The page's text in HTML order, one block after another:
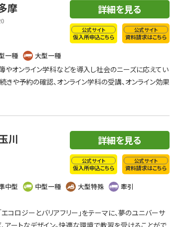
摩 詳細を見る
公式サイト
仮入所申込こちら
公式サイト
資料請求はこちら
一種 大型一種
やオンライン学科などを導入し社会のニーズに応えてい
や予約の確認、オンライン学科の受講、オンライン効果
川 詳細を見る
公式サイト
仮入所申込こちら
公式サイト
資料請求はこちら
中型 中型一種 大型特殊
牽引
ロジーとバリアフリー」をテーマに、夢のユニバーサ
アートなデザイン。快適な環境で教習を受けることがで